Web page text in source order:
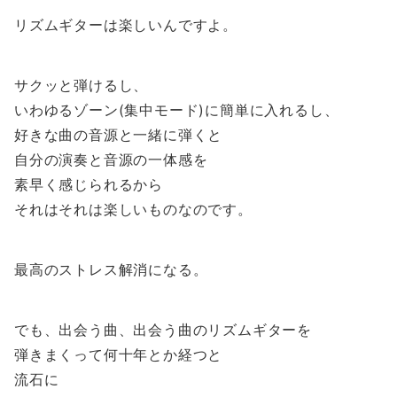
リズムギターは楽しいんですよ。
サクッと弾けるし、
いわゆるゾーン(集中モード)に簡単に入れるし、
好きな曲の音源と一緒に弾くと
自分の演奏と音源の一体感を
素早く感じられるから
それはそれは楽しいものなのです。
最高のストレス解消になる。
でも、出会う曲、出会う曲のリズムギターを
弾きまくって何十年とか経つと
流石に